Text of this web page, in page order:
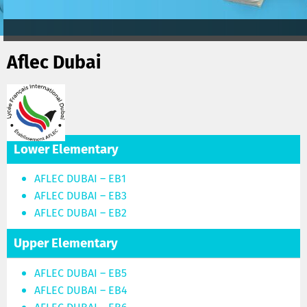
Aflec Dubai
Lower Elementary
AFLEC DUBAI – EB1
AFLEC DUBAI – EB3
AFLEC DUBAI – EB2
Upper Elementary
AFLEC DUBAI – EB5
AFLEC DUBAI – EB4